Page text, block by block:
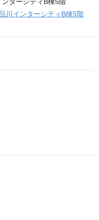
川インターシティB棟5階